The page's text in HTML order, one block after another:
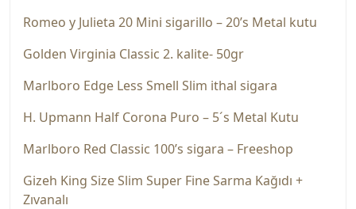
Romeo y Julieta 20 Mini sigarillo – 20’s Metal kutu
Golden Virginia Classic 2. kalite- 50gr
Marlboro Edge Less Smell Slim ithal sigara
H. Upmann Half Corona Puro – 5´s Metal Kutu
Marlboro Red Classic 100’s sigara – Freeshop
Gizeh King Size Slim Super Fine Sarma Kağıdı +
Zıvanalı